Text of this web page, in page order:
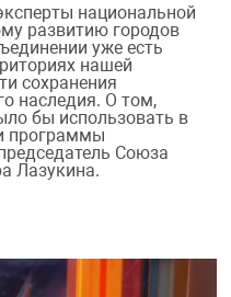
национальной
развитию городов
уже есть
нашей
сохранения
наследия. О том,
бы использовать в
программы
Союза
Лазукина.